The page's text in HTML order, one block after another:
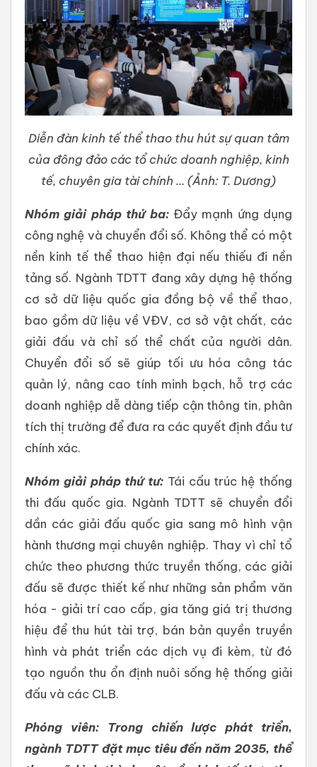
Diễn đàn kinh tế thể thao thu hút sự quan tâm
của đông đảo các tổ chức doanh nghiệp, kinh
tế, chuyên gia tài chính ... (Ảnh: T. Dương)
Nhóm giải pháp thứ ba:Đẩy mạnh ứng dụng
công nghệ và chuyển đổi số. Không thể có một
nền kinh tế thể thao hiện đại nếu thiếu đi nền
tảng số. Ngành TDTT đang xây dựng hệ thống
cơ sở dữ liệu quốc gia đồng bộ về thể thao,
bao gồm dữ liệu về VĐV, cơ sở vật chất, các
giải đấu và chỉ số thể chất của người dân.
Chuyển đổi số sẽ giúp tối ưu hóa công tác
quản lý, nâng cao tính minh bạch, hỗ trợ các
doanh nghiệp dễ dàng tiếp cận thông tin, phân
tích thị trường để đưa ra các quyết định đầu tư
chính xác.
Nhóm giải pháp thứ tư: Tái cấu trúc hệ thống
thi đấu quốc gia. Ngành TDTT sẽ chuyển đổi
dần các giải đấu quốc gia sang mô hình vận
hành thương mại chuyên nghiệp. Thay vì chỉ tổ
chức theo phương thức truyền thống, các giải
đấu sẽ được thiết kế như những sản phẩm văn
hóa - giải trí cao cấp, gia tăng giá trị thương
hiệu để thu hút tài trợ, bán bản quyền truyền
hình và phát triển các dịch vụ đi kèm, từ đó
tạo nguồn thu ổn định nuôi sống hệ thống giải
đấu và các CLB.
Phóng viên: Trong chiến lược phát triển,
ngành TDTT đặt mục tiêu đến năm 2035, thể